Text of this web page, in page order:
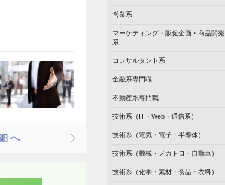
へ
営業系
マーケティング・販促企画・商品開発
系
コンサルタント系
金融系専門職
不動産系専門職
技術系（IT・Web・通信系）
技術系（電気・電子・半導体）
技術系（機械・メカトロ・自動車）
技術系（化学・素材・食品・衣料）